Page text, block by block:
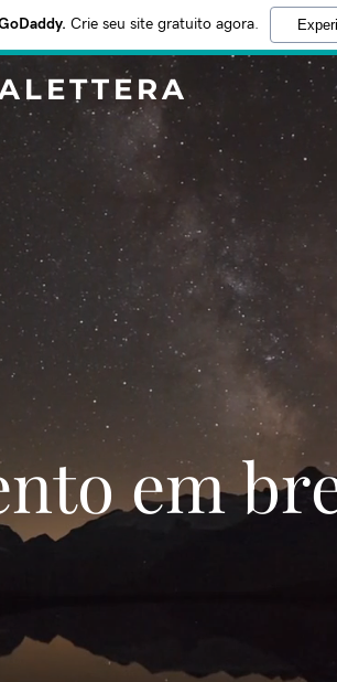
Crie seu site gratuito agora.
em